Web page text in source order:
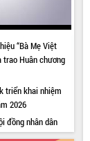
“Bà Mẹ Việt
trao Huân chương
triển khai nhiệm
2026
đồng nhân dân
nhiều nội dung